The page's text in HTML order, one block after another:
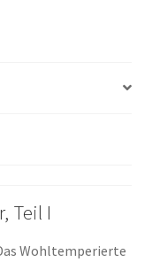
Teil I
Wohltemperierte